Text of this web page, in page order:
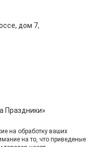
дом 7,
Праздники»
на обработку ваших
нa то, что пpиведеные